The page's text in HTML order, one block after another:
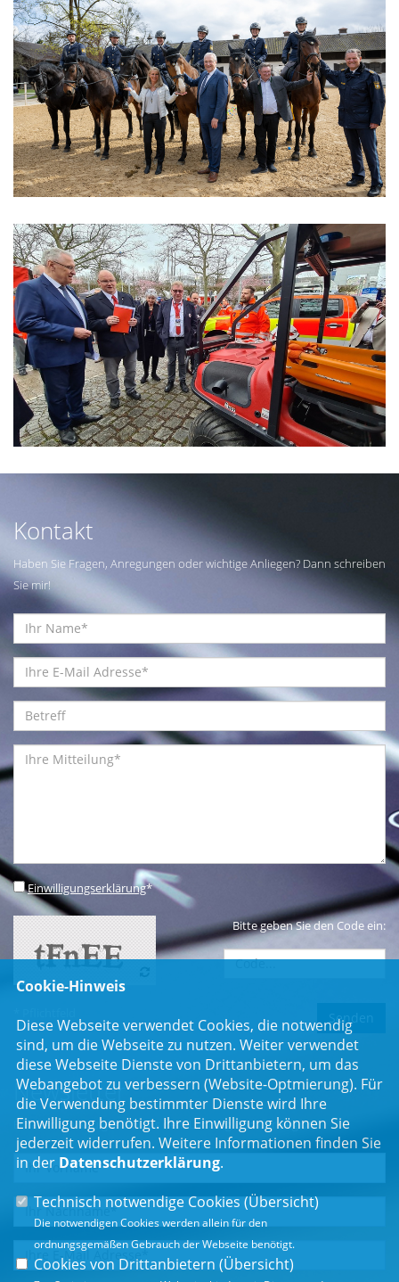
Kontakt
Haben Sie Fragen, Anregungen oder wichtige Anliegen? Dann schreiben
Sie mir!
Einwilligungserklärung*
Bitte geben Sie den Code ein:
Newsletter
Erhalten Sie Neuigkeiten aus dem Landtag und der Region.
Cookie-Hinweis
Diese Webseite verwendet Cookies, die notwendig
sind, um die Webseite zu nutzen. Weiter verwendet
diese Webseite Dienste von Drittanbietern, um das
Webangebot zu verbessern (Website-Optmierung). Für
die Verwendung bestimmter Dienste wird Ihre
Einwilligung benötigt. Ihre Einwilligung können Sie
jederzeit widerrufen. Weitere Informationen finden Sie
in der Datenschutzerklärung.
Technisch notwendige Cookies (Übersicht)
Die notwendigen Cookies werden allein für den
ordnungsgemäßen Gebrauch der Webseite benötigt.
Cookies von Drittanbietern (Übersicht)